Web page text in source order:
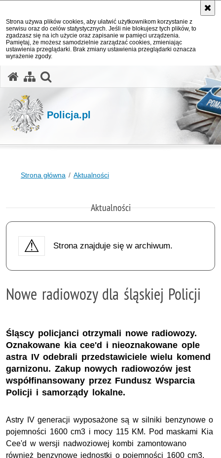
Strona używa plików cookies, aby ułatwić użytkownikom korzystanie z
serwisu oraz do celów statystycznych. Jeśli nie blokujesz tych plików, to
zgadzasz się na ich użycie oraz zapisanie w pamięci urządzenia.
Pamiętaj, że możesz samodzielnie zarządzać cookies, zmieniając
ustawienia przeglądarki. Brak zmiany ustawienia przeglądarki oznacza
wyrażenie zgody.
Policja.pl
Strona główna Aktualności
Aktualności
Strona znajduje się w archiwum.
Nowe radiowozy dla śląskiej Policji
Śląscy policjanci otrzymali nowe radiowozy.
Oznakowane kia cee'd i nieoznakowane ople
astra IV odebrali przedstawiciele wielu komend
garnizonu. Zakup nowych radiowozów jest
współfinansowany przez Fundusz Wsparcia
Policji i samorządy lokalne.
Astry IV generacji wyposażone są w silniki benzynowe o
pojemności 1600 cm3 i mocy 115 KM. Pod maskami Kia
Cee'd w wersji nadwoziowej kombi zamontowano
również benzynowe jednostki o pojemności 1600 cm3,